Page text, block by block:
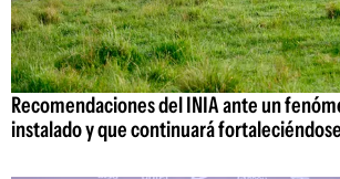
Recomendaciones del INIA ante un
instalado y que continuará